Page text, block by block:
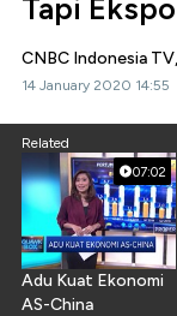
Tapi
CNBC Indonesia TV,
14 January 2020 14:55
Related
07:02
Adu Kuat Ekonomi
AS-China